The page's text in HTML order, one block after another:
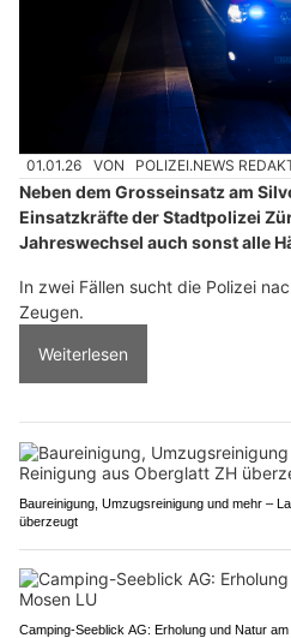
01.01.26 VON POLIZEI.NEWS
Neben dem Grosseinsatz am
Einsatzkräfte der Stadtpolizei
Jahreswechsel auch sonst alle
In zwei Fällen sucht die Polizei
Zeugen.
Weiterlesen
Baureinigung, Umzugsreinigung und mehr –
überzeugt
Camping-Seeblick AG: Erholung und Natur